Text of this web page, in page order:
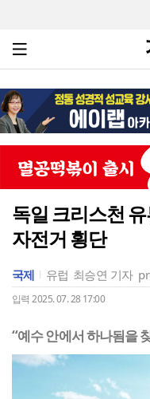
독일 크리스천
자전거 횡단
국제 유럽 최승연 기자
입력 2025. 07. 28 17:00
“예수 안에서 하나됨을